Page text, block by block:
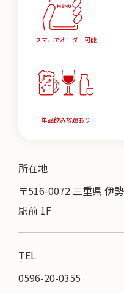
スマホでオーダー可能
単品飲み放題あり
所在地
〒516-0072 三重県 伊
駅前 1F
TEL
0596-20-0355